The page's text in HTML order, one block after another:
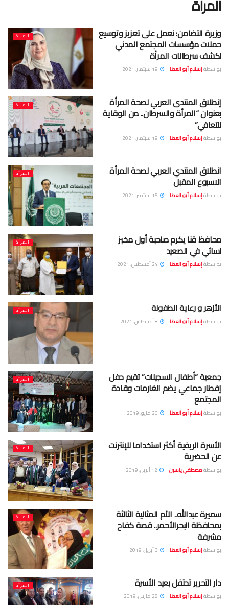
المرأة
المرأة وزيرة التضامن: نعمل على تعزيز وتوسيع
حملات مؤسسات المجتمع المدني
لكشف سرطانات المرأة
بواسطةإسلام أبو العطا
المرأة إنطلاق المنتدى العربي لصحة المرأة
بعنوان “المرأة والسرطان.. من الوقاية
للتعافي”
بواسطةإسلام أبو العطا
المرأة انطلاق المنتدي العربي لصحة المرأة
الاسبوع المقبل
بواسطةإسلام أبو العطا
المرأة محافظ قنا يكرم صاحبة أول مخبز
نسائي في الصعيد
بواسطةإسلام أبو العطا
المرأة الأزهر و رعاية الطفولة
بواسطةإسلام أبو العطا
المرأة جمعية “أطفال السجينات” تقيم حفل
إفطار جماعي يضم الغارمات وقادة
المجتمع
بواسطةإسلام أبو العطا
المرأة الأسرة الريفية أكثر استخداما للإنترنت
عن الحضرية
بواسطةمصطفي ياسين
المرأة سميرة عبدالله.. الأم المثالية الثالثة
بمحافظة البحرالأحمر.. قصة كفاح
مشرفة
بواسطةإسلام أبو العطا
المرأة دار التحرير تحتفل بعيد الأسرة
بواسطةإسلام أبو العطا